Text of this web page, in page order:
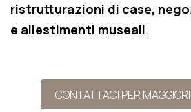
ristrutturazioni di case,
e allestimenti museali.
CONTATTACI PER